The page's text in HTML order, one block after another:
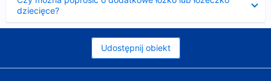
dziecięce?
Udostępnij obiekt